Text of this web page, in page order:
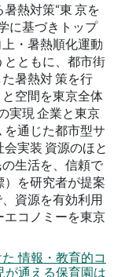
熱対策“東 京を
に基づきトップ
・暑熱順化運動
とともに、都市街
暑熱対 策を行
空間を東京全体
実現 企業と東京
通じた都市型サ
実装 資源のほと
生活を、信頼で
）を研究者が提案
資源を有効利用
エコノミーを東京
情報・教育的コ
が通える保育園は